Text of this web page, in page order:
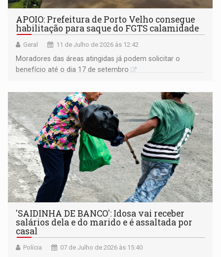
APOIO: Prefeitura de Porto Velho consegue
habilitação para saque do FGTS calamidade
Geral 11 de Julho de 2026 às 12:42
Moradores das áreas atingidas já podem solicitar o
benefício até o dia 17 de setembro
'SAIDINHA DE BANCO': Idosa vai receber
salários dela e do marido e é assaltada por
casal
Polícia 07 de Julho de 2026 às 15:40